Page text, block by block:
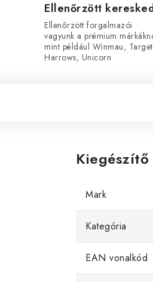
Ellenőrzött
Ellenőrzött forgalmazói
vagyunk a prémium
mint például Winmau,
Harrows, Unicorn
Mark
Kategória
EAN vonalkód